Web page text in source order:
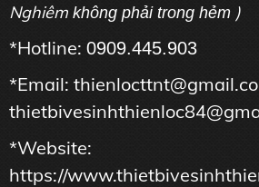
Nghiêm không phải trong hẻm )
*Hotline: 0909.445.903
*Email:
*Website:
https://